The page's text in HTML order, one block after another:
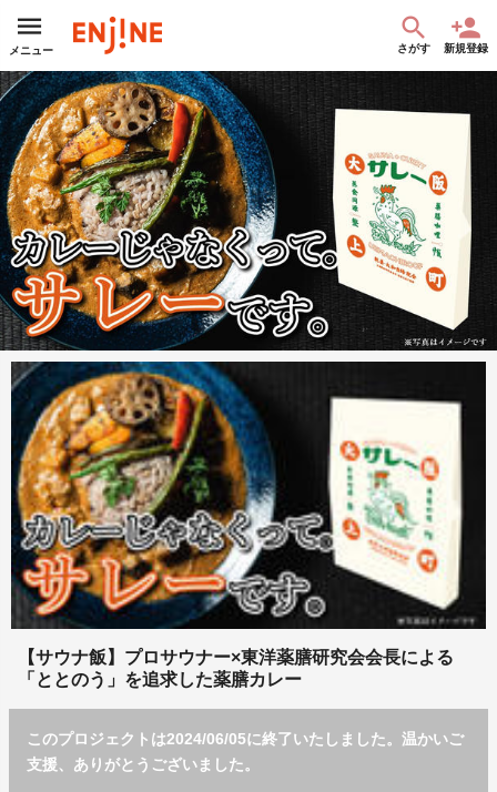
メニュー さがす 新規登録
【サウナ飯】プロサウナー×東洋薬膳研究会会長による
「ととのう」を追求した薬膳カレー
このプロジェクトは2024/06/05に終了いたしました。温かいご
支援、ありがとうございました。